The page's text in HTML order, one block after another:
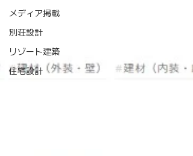
メディア掲載
別荘設計
リゾート建築
住宅設計